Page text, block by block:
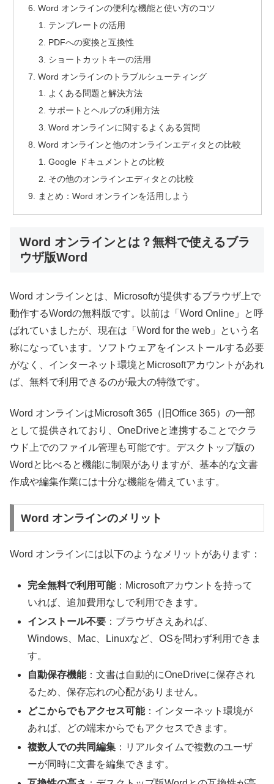
Word オンラインの便利な機能と使い方のコツ
テンプレートの活用
PDFへの変換と互換性
ショートカットキーの活用
Word オンラインのトラブルシューティング
よくある問題と解決方法
サポートとヘルプの利用方法
Word オンラインに関するよくある質問
Word オンラインと他のオンラインエディタとの比較
Google ドキュメントとの比較
その他のオンラインエディタとの比較
まとめ：Word オンラインを活用しよう
Word オンラインとは？無料で使えるブラ
ウザ版Word
Word オンラインとは、Microsoftが提供するブラウザ上で
動作するWordの無料版です。以前は「Word Online」と呼
ばれていましたが、現在は「Word for the web」という名
称になっています。ソフトウェアをインストールする必要
がなく、インターネット環境とMicrosoftアカウントがあれ
ば、無料で利用できるのが最大の特徴です。
Word オンラインはMicrosoft 365（旧Office 365）の一部
として提供されており、OneDriveと連携することでクラ
ウド上でのファイル管理も可能です。デスクトップ版の
Wordと比べると機能に制限がありますが、基本的な文書
作成や編集作業には十分な機能を備えています。
Word オンラインのメリット
Word オンラインには以下のようなメリットがあります：
完全無料で利用可能：Microsoftアカウントを持って
いれば、追加費用なしで利用できます。
インストール不要 ：ブラウザさえあれば、
Windows、Mac、Linuxなど、OSを問わず利用できま
す。
自動保存機能：文書は自動的にOneDriveに保存され
るため、保存忘れの心配がありません。
どこからでもアクセス可能：インターネット環境が
あれば、どの端末からでもアクセスできます。
複数人での共同編集 ：リアルタイムで複数のユーザ
ーが同時に文書を編集できます。